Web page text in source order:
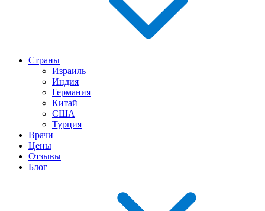
Страны
Израиль
Индия
Германия
Китай
США
Турция
Врачи
Цены
Отзывы
Блог